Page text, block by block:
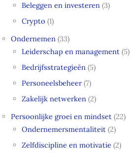
Beleggen en investeren (3)
Crypto (1)
Ondernemen (33)
Leiderschap en management (5)
Bedrijfsstrategieën (5)
Personeelsbeheer(7)
Zakelijk netwerken (2)
Persoonlijke groei en mindset (22)
Ondernemersmentaliteit (2)
Zelfdiscipline en motivatie (2)